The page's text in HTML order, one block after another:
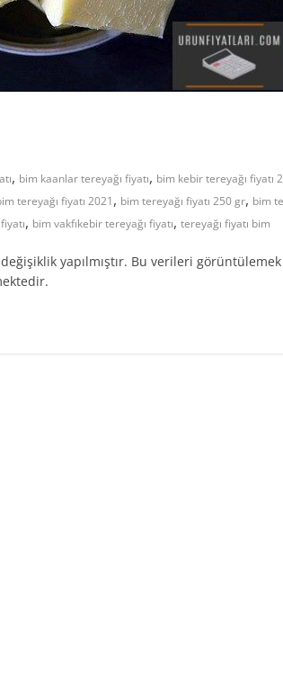
, bim kaanlar tereyağı fiyatı, bim kebir tereyağı fiyatı
tereyağı fiyatı 2021, bim tereyağı fiyatı 250 gr, bim
, bim vakfıkebir tereyağı fiyatı, tereyağı fiyatı bim
yapılmıştır. Bu verileri